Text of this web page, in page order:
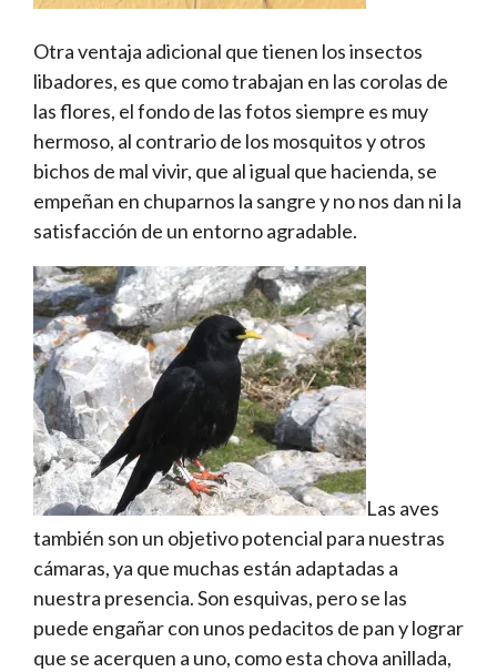
Otra ventaja adicional que tienen los insectos
libadores, es que como trabajan en las corolas de
las flores, el fondo de las fotos siempre es muy
hermoso, al contrario de los mosquitos y otros
bichos de mal vivir, que al igual que hacienda, se
empeñan en chuparnos la sangre y no nos dan ni la
satisfacción de un entorno agradable.
Las aves
también son un objetivo potencial para nuestras
cámaras, ya que muchas están adaptadas a
nuestra presencia. Son esquivas, pero se las
puede engañar con unos pedacitos de pan y lograr
que se acerquen a uno, como esta chova anillada,